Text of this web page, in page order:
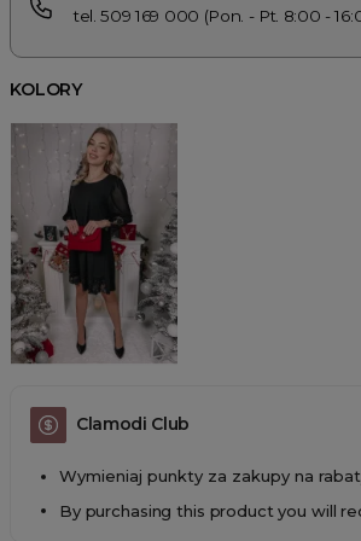
tel. 509 169 000 (Pon. - Pt. 8:00 -
KOLORY
Clamodi Club
Wymieniaj punkty za zakupy na
By purchasing this product you will